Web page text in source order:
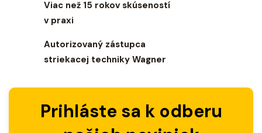
p
k
y
ý
i
Viac než 15 rokov skúseností
v praxi
Autorizovaný zástupca
striekacej techniky Wagner
Prihláste sa k odberu